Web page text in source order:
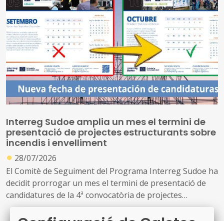
Interreg Sudoe amplia un mes el termini de
presentació de projectes estructurants sobre
incendis i envelliment
● 28/07/2026
El Comitè de Seguiment del Programa Interreg Sudoe ha
decidit prorrogar un mes el termini de presentació de
candidatures de la 4ª convocatòria de projectes
estructurants sobre incendis i envelliment demogràfic.